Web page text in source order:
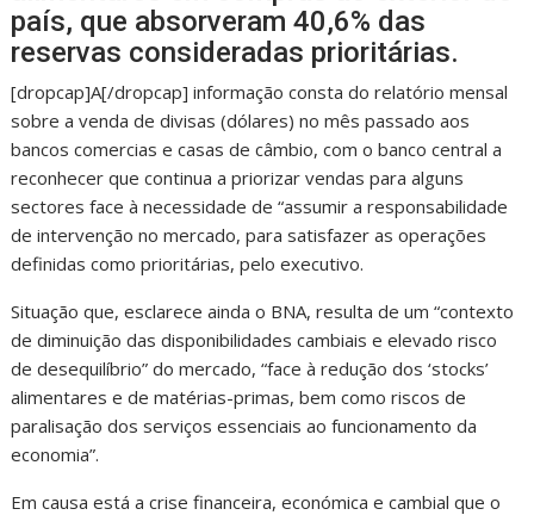
país, que absorveram 40,6% das
reservas consideradas prioritárias.
[dropcap]A[/dropcap] informação consta do relatório mensal
sobre a venda de divisas (dólares) no mês passado aos
bancos comercias e casas de câmbio, com o banco central a
reconhecer que continua a priorizar vendas para alguns
sectores face à necessidade de “assumir a responsabilidade
de intervenção no mercado, para satisfazer as operações
definidas como prioritárias, pelo executivo.
Situação que, esclarece ainda o BNA, resulta de um “contexto
de diminuição das disponibilidades cambiais e elevado risco
de desequilíbrio” do mercado, “face à redução dos ‘stocks’
alimentares e de matérias-primas, bem como riscos de
paralisação dos serviços essenciais ao funcionamento da
economia”.
Em causa está a crise financeira, económica e cambial que o